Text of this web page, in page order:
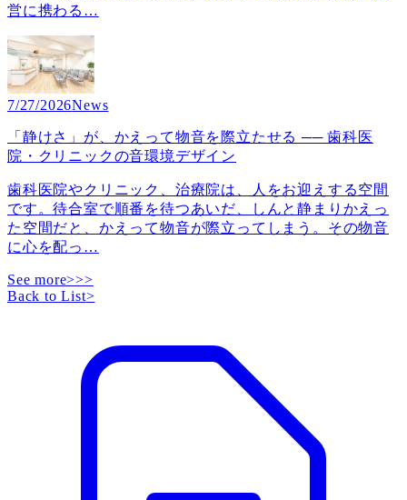
営に携わる …
7/27/2026News
「静けさ」が、かえって物音を際立たせる ── 歯科医
院・クリニックの音環境デザイン
歯科医院やクリニック、治療院は、人をお迎えする空間
です。待合室で順番を待つあいだ、しんと静まりかえっ
た空間だと、かえって物音が際立ってしまう。その物音
に心を配っ …
See more>>>
Back to List>